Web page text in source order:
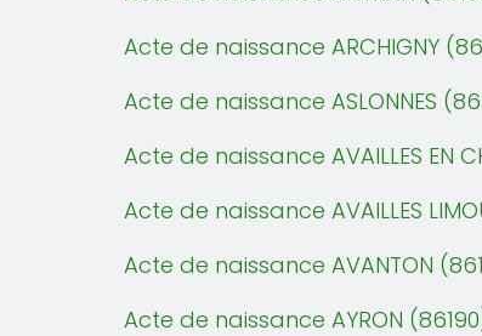
Acte de naissance ARCHIGNY
Acte de naissance ASLONNES
Acte de naissance AVAILLES EN
Acte de naissance AVAILLES
Acte de naissance AVANTON
Acte de naissance AYRON